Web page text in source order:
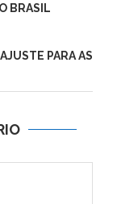
BRASIL
PARA AS